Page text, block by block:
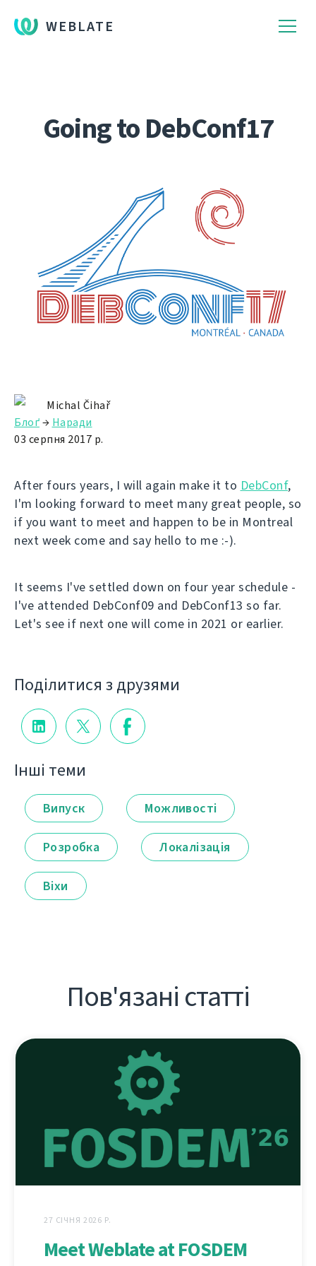
WEBLATE
Going to DebConf17
Michal Čihař
Блоґ→ Наради
03 серпня 2017 р.
After fours years, I will again make it to DebConf,
I'm looking forward to meet many great people, so
if you want to meet and happen to be in Montreal
next week come and say hello to me :-).
It seems I've settled down on four year schedule -
I've attended DebConf09 and DebConf13 so far.
Let's see if next one will come in 2021 or earlier.
Поділитися з друзями
Інші теми
Випуск Можливості
Розробка Локалізація
Віхи
Пов'язані статті
27 СІЧНЯ 2026 Р.
Meet Weblate at FOSDEM